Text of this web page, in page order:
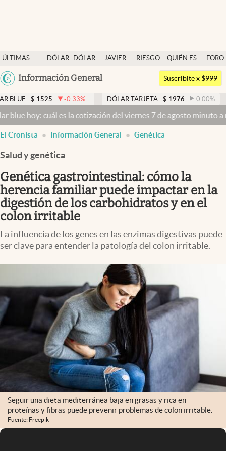
ÚLTIMAS
NOTICIAS
DÓLAR
DÓLAR
JAVIER
RIESGO
QUIÉN ES
QUIÉN
FORO
Argentina
México
Información General
Dólar
Members
Economía y Política
Finanzas y Mercados
Mercados Online
Negocios
Columnistas
Otras secciones
Apertura
Infotechnology
Clase
Mundial 2026
Eventos Corporativos
El Cronista Studio
abre en nueva pestaña
Argentina
Suscribite x $999
1525 -0.33% DÓLAR TARJETA $ 1976 0.00% DÓLAR
cuál es la cotización del viernes 7 de agosto minuto a minuto
El Cronista Información General Genética
Salud y genética
Genética gastrointestinal: cómo la
herencia familiar puede impactar en la
digestión de los carbohidratos y en el
colon irritable
La influencia de los genes en las enzimas digestivas puede
ser clave para entender la patología del colon irritable.
Seguir una dieta mediterránea baja en grasas y rica en
proteínas y fibras puede prevenir problemas de colon irritable.
Fuente: Freepik